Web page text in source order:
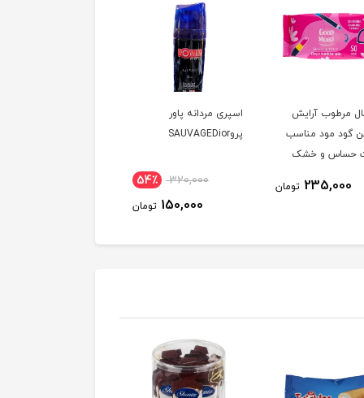
مرطوب آرایش
گود مود مناسب
حساس و خشک
235,000 تومان
اسپری مردانه پاور
پروSAUVAGEDior
320,000 54٪
150,000 تومان